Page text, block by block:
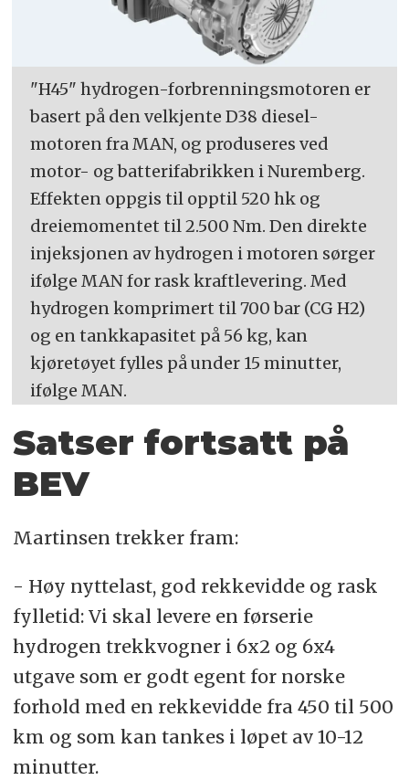
"H45" hydrogen-forbrenningsmotoren er
basert på den velkjente D38 diesel-
motoren fra MAN, og produseres ved
motor- og batterifabrikken i Nuremberg.
Effekten oppgis til opptil 520 hk og
dreiemomentet til 2.500 Nm. Den direkte
injeksjonen av hydrogen i motoren sørger
ifølge MAN for rask kraftlevering. Med
hydrogen komprimert til 700 bar (CG H2)
og en tankkapasitet på 56 kg, kan
kjøretøyet fylles på under 15 minutter,
ifølge MAN.
Satser fortsatt på
BEV
Martinsen trekker fram:
- Høy nyttelast, god rekkevidde og rask
fylletid: Vi skal levere en førserie
hydrogen trekkvogner i 6x2 og 6x4
utgave som er godt egent for norske
forhold med en rekkevidde fra 450 til 500
km og som kan tankes i løpet av 10-12
minutter.